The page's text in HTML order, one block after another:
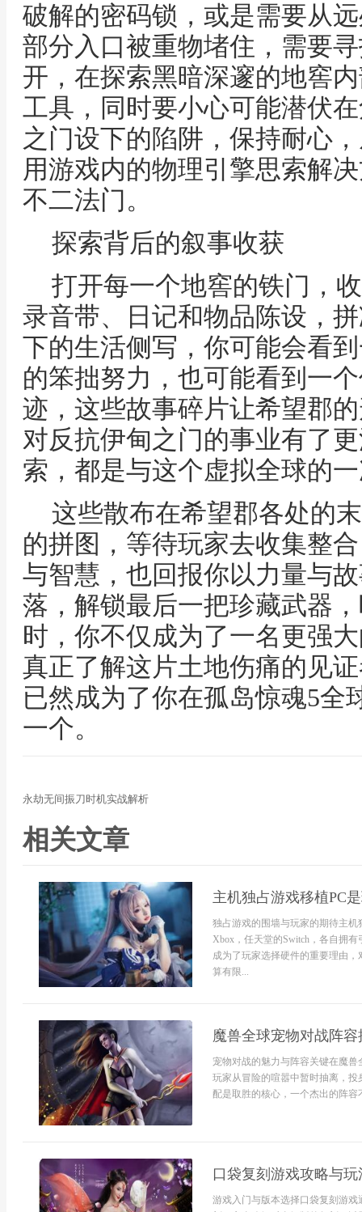
破解的密码锁，或是需要从
部分入口被重物堵住，需要
开，在探索黑暗深邃的地窖
工具，同时要小心可能潜伏
之门设下的陷阱，保持耐心
用游戏内的物理引擎思索解
不二法门。
探索背后的叙事收获
打开每一个地窖的铁门，
录音带、日记和物品陈设，
下的生活侧写，你可能会看
的笨拙努力，也可能看到一
迹，这些故事碎片让希望郡
对反抗伊甸之门的事业有了
索，都是与这个虚拟全球的
这些散布在希望郡各处的
的拼图，等待玩家去收集整
与智慧，也回报你以力量与
落，解锁最后一把珍藏武器
时，你不仅成为了一名更强
真正了解这片土地伤痛的见
已然成为了你在孤岛惊魂5全
一个。
永劫无间振刀时机实战解析
相关文章
主机独占游戏移植PC
独占游戏的围墙与玩家的期待主机
Xbox，任天堂的Switch，各自拥
成为了玩家选择硬件的重要理由
算有限...
魔兽全球宠物对战阵
宠物对战的魅力与阵容关键在魔
玩家从冒险的喧嚣中暂时抽离，
配是取胜的核心，一个杰出的阵容
口袋复刻游戏攻略与玩
游戏入门与版本选择口袋复刻游